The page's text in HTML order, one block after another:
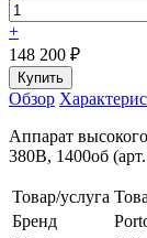
+
148 200 ₽
Обзор
Аппарат
380В, 1400об
Товар/услуга
Бренд